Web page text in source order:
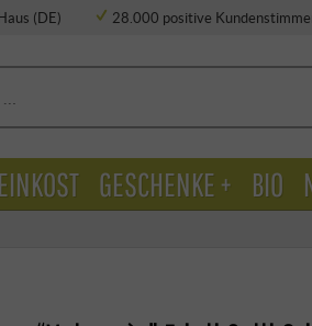
(DE)
28.000 positive
GESCHENKE + BIO